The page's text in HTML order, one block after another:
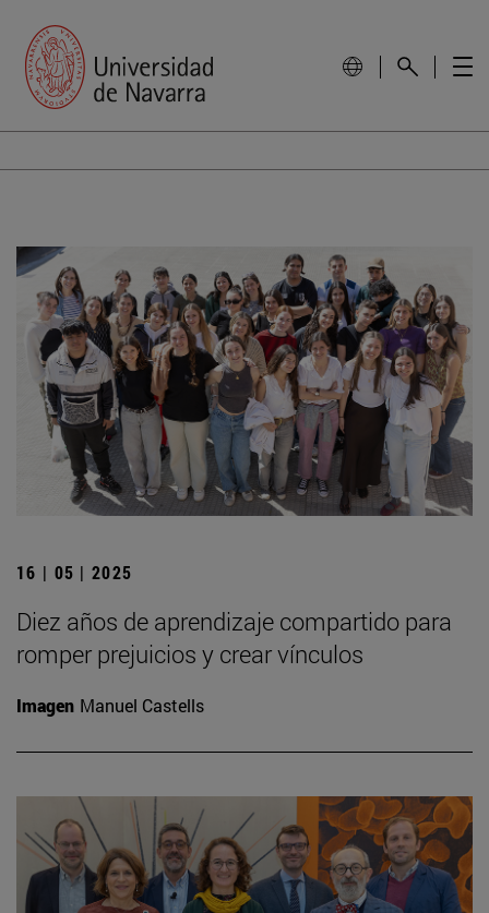
16 | 05 | 2025
Diez años de aprendizaje compartido para
romper prejuicios y crear vínculos
Imagen Manuel Castells